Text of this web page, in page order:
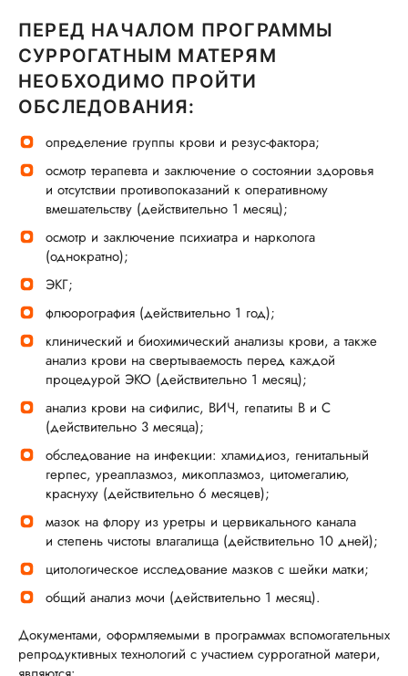
ПЕРЕД НАЧАЛОМ ПРОГРАММЫ
СУРРОГАТНЫМ МАТЕРЯМ
НЕОБХОДИМО ПРОЙТИ
ОБСЛЕДОВАНИЯ:
определение группы крови и резус-фактора;
осмотр терапевта и заключение о состоянии здоровья
и отсутствии противопоказаний к оперативному
вмешательству (действительно 1 месяц);
осмотр и заключение психиатра и нарколога
(однократно);
ЭКГ;
флюорография (действительно 1 год);
клинический и биохимический анализы крови, а также
анализ крови на свертываемость перед каждой
процедурой ЭКО (действительно 1 месяц);
анализ крови на сифилис, ВИЧ, гепатиты В и С
(действительно 3 месяца);
обследование на инфекции: хламидиоз, генитальный
герпес, уреаплазмоз, микоплазмоз, цитомегалию,
краснуху (действительно 6 месяцев);
мазок на флору из уретры и цервикального канала
и степень чистоты влагалища (действительно 10 дней);
цитологическое исследование мазков с шейки матки;
общий анализ мочи (действительно 1 месяц).
Документами, оформляемыми в программах вспомогательных
репродуктивных технологий с участием суррогатной матери,